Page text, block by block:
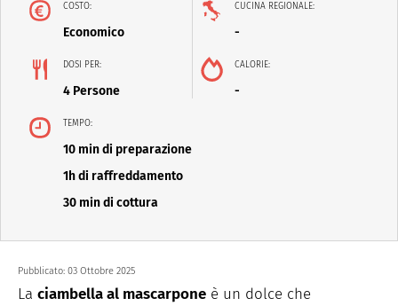
COSTO:
Economico
CUCINA REGIONALE:
-
DOSI PER:
4 Persone
CALORIE:
-
TEMPO:
10 min di preparazione
1h di raffreddamento
30 min di cottura
Pubblicato: 03 Ottobre 2025
La ciambella al mascarpone è un dolce che